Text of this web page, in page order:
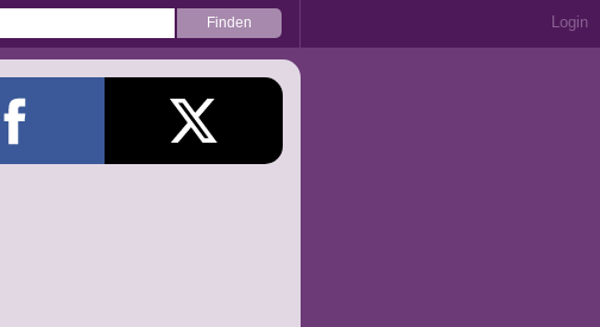
Login